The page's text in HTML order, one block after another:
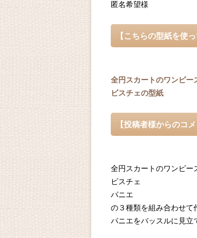
匿名希望様
【こちらの型紙を使
全円スカートのワンピー
ビスチェの型紙
【投稿者様からのコメ
全円スカートのワンピー
ビスチェ
パニエ
の３種類を組み合わせて
パニエをバッスルに見立